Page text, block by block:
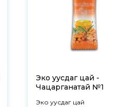
Эко уусдаг цай -
Чацарганатай №1
Эко уусдаг цай